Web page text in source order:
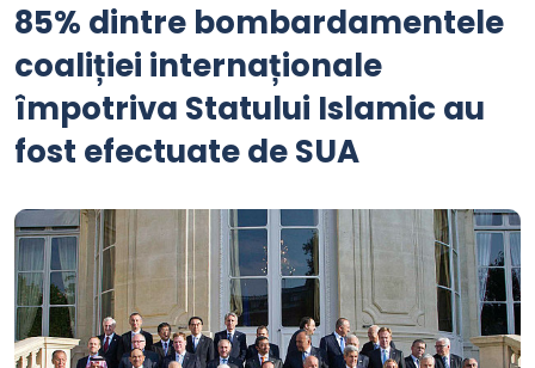
85% dintre bombardamentele
coaliției internaționale
împotriva Statului Islamic au
fost efectuate de SUA